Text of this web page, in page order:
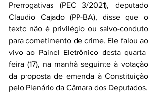
Prerrogativas (PEC 3/2021), deputado
Claudio Cajado (PP-BA), disse que o
texto não é privilégio ou salvo-conduto
para cometimento de crime. Ele falou ao
vivo ao Painel Eletrônico desta quarta-
feira (17), na manhã seguinte à votação
da proposta de emenda à Constituição
pelo Plenário da Câmara dos Deputados.